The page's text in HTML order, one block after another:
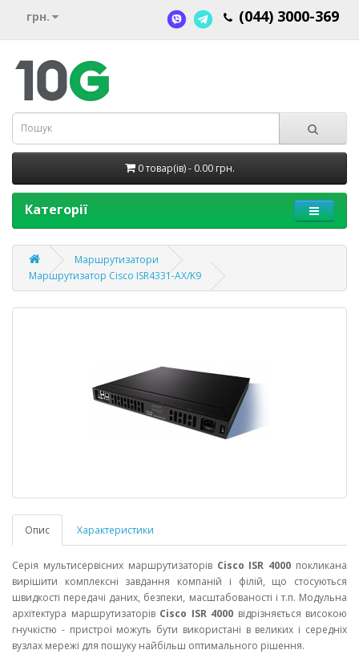
грн. (044) 3000-369
0 товар(ів) - 0.00 грн.
Категорії
Маршрутизатори
Маршрутизатор Cisco ISR4331-AX/K9
Опис Характеристики
Серія мультисервісних маршрутизаторів Cisco ISR 4000 покликана
вирішити комплексні завдання компаній і філій, що стосуються
швидкості передачі даних, безпеки, масштабованості і т.п. Модульна
архітектура маршрутизаторів Cisco ISR 4000 відрізняється високою
гнучкістю - пристрої можуть бути використані в великих і середніх
вузлах мережі для пошуку найбільш оптимального рішення.